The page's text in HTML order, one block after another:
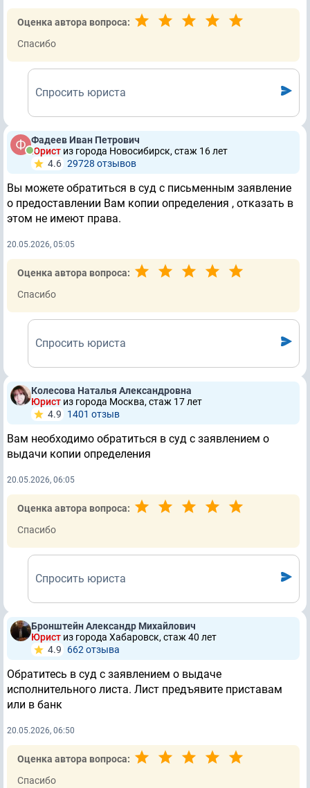
Оценка автора вопроса:
Спасибо
Спросить юриста
Фадеев Иван Петрович
Юрист из города Новосибирск, стаж 16 лет
4.6 29728 отзывов
Вы можете обратиться в суд с письменным заявление
о предоставлении Вам копии определения , отказать в
этом не имеют права.
20.05.2026, 05:05
Оценка автора вопроса:
Спасибо
Спросить юриста
Колесова Наталья Александровна
Юрист из города Москва, стаж 17 лет
4.9
1401 отзыв
Вам необходимо обратиться в суд с заявлением о
выдачи копии определения
20.05.2026, 06:05
Оценка автора вопроса:
Спасибо
Спросить юриста
Бронштейн Александр Михайлович
Юрист из города Хабаровск, стаж 40 лет
4.9
662 отзывa
Обратитесь в суд с заявлением о выдаче
исполнительного листа. Лист предъявите приставам
или в банк
20.05.2026, 06:50
Оценка автора вопроса:
Спасибо